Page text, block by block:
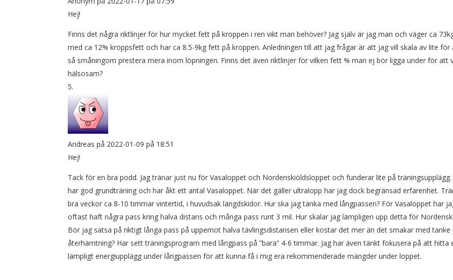
Hej!
Finns det några riktlinjer för hur mycket fett på kroppen i ren vikt man behöver? Jag själv är jag man och väger ca
med ca 12% kroppsfett och har ca 8.5-9kg fett på kroppen. Anledningen till att jag frågar är att jag vill skala av lite för
så småningom prestera mera inom löpningen. Finns det även riktlinjer för vilken fett % man ej bör ligga under för att
hälsosam?
Andreas på 2022-01-09 på 18:51
Hej!
Tack för en bra podd. Jag tränar just nu för Vasaloppet och Nordenskiöldsloppet och funderar lite på träningsupplägg.
har god grundträning och har åkt ett antal Vasaloppet. När det gäller ultralopp har jag dock begränsad erfarenhet.
bra veckor ca 8-10 timmar vintertid, i huvudsak längdskidor. Hur ska jag tänka med långpassen? För Vasaloppet har
oftast haft några pass kring halva distans och många pass runt 3 mil. Hur skalar jag lämpligen upp detta för
Bör jag satsa på riktigt långa pass på uppemot halva tävlingsdistansen eller kostar det mer än det smakar med tanke
återhämtning? Har sett träningsprogram med långpass på ”bara” 4-6 timmar. Jag har även tänkt fokusera på att hitta
lämpligt energiupplägg under långpassen för att kunna få i mig era rekommenderade mängder under loppet.